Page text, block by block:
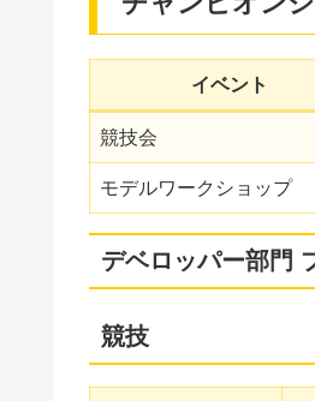
イベント
競技会
モデルワークショップ
デベロッパー部門
競技